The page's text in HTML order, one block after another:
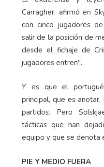
Carragher, afirmó en
con cinco jugadores
salir de la posición de
desde el fichaje de
jugadores entren".
Y es que el
principal, que es
partidos. Pero
tácticas que han
equipo y que se denota
PIE Y MEDIO FUERA